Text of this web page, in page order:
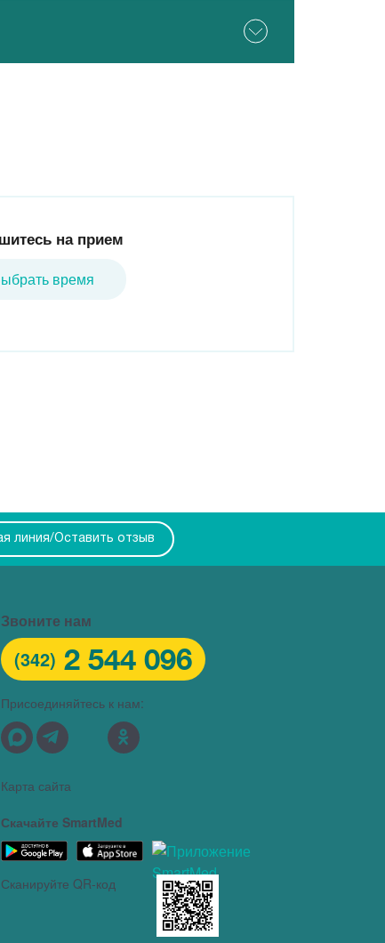
на прием
время
линия/Оставить отзыв
Звоните нам
(342) 2 544 096
Присоединяйтесь к нам:
Карта сайта
Скачайте SmartMed
Сканируйте QR-код